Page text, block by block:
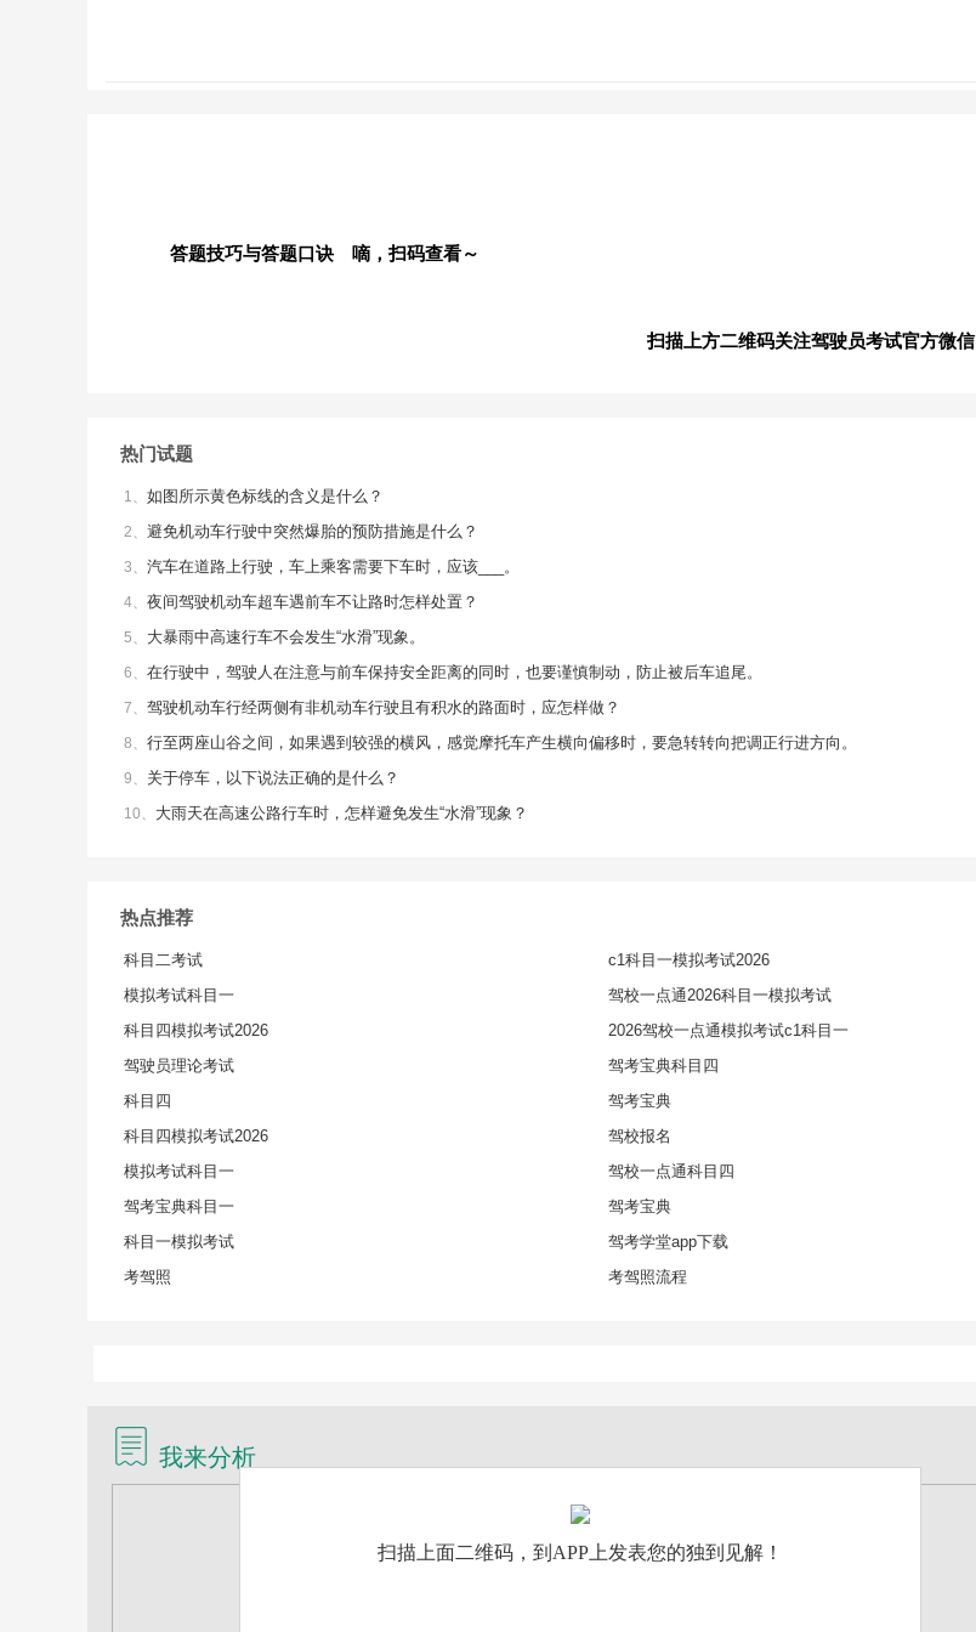
答题技巧与答题口诀 嘀，扫码查看～
扫描上方二维码关注驾驶员考试官方微信
热门试题
1、 如图所示黄色标线的含义是什么？
2、 避免机动车行驶中突然爆胎的预防措施是什么？
3、 汽车在道路上行驶，车上乘客需要下车时，应该___。
4、 夜间驾驶机动车超车遇前车不让路时怎样处置？
5、 大暴雨中高速行车不会发生“水滑”现象。
6、 在行驶中，驾驶人在注意与前车保持安全距离的同时，也要谨慎制动，防止被后车追尾。
7、 驾驶机动车行经两侧有非机动车行驶且有积水的路面时，应怎样做？
8、 行至两座山谷之间，如果遇到较强的横风，感觉摩托车产生横向偏移时，要急转转向把调正行进方向。
9、 关于停车，以下说法正确的是什么？
10、 大雨天在高速公路行车时，怎样避免发生“水滑”现象？
热点推荐
科目二考试
模拟考试科目一
科目四模拟考试2026
驾驶员理论考试
科目四
科目四模拟考试2026
模拟考试科目一
驾考宝典科目一
科目一模拟考试
考驾照
c1科目一模拟考试2026
驾校一点通2026科目一模拟考试
2026驾校一点通模拟考试c1科目一
驾考宝典科目四
驾考宝典
驾校报名
驾校一点通科目四
驾考宝典
驾考学堂app下载
考驾照流程
我来分析
扫描上面二维码，到APP上发表您的独到见解！